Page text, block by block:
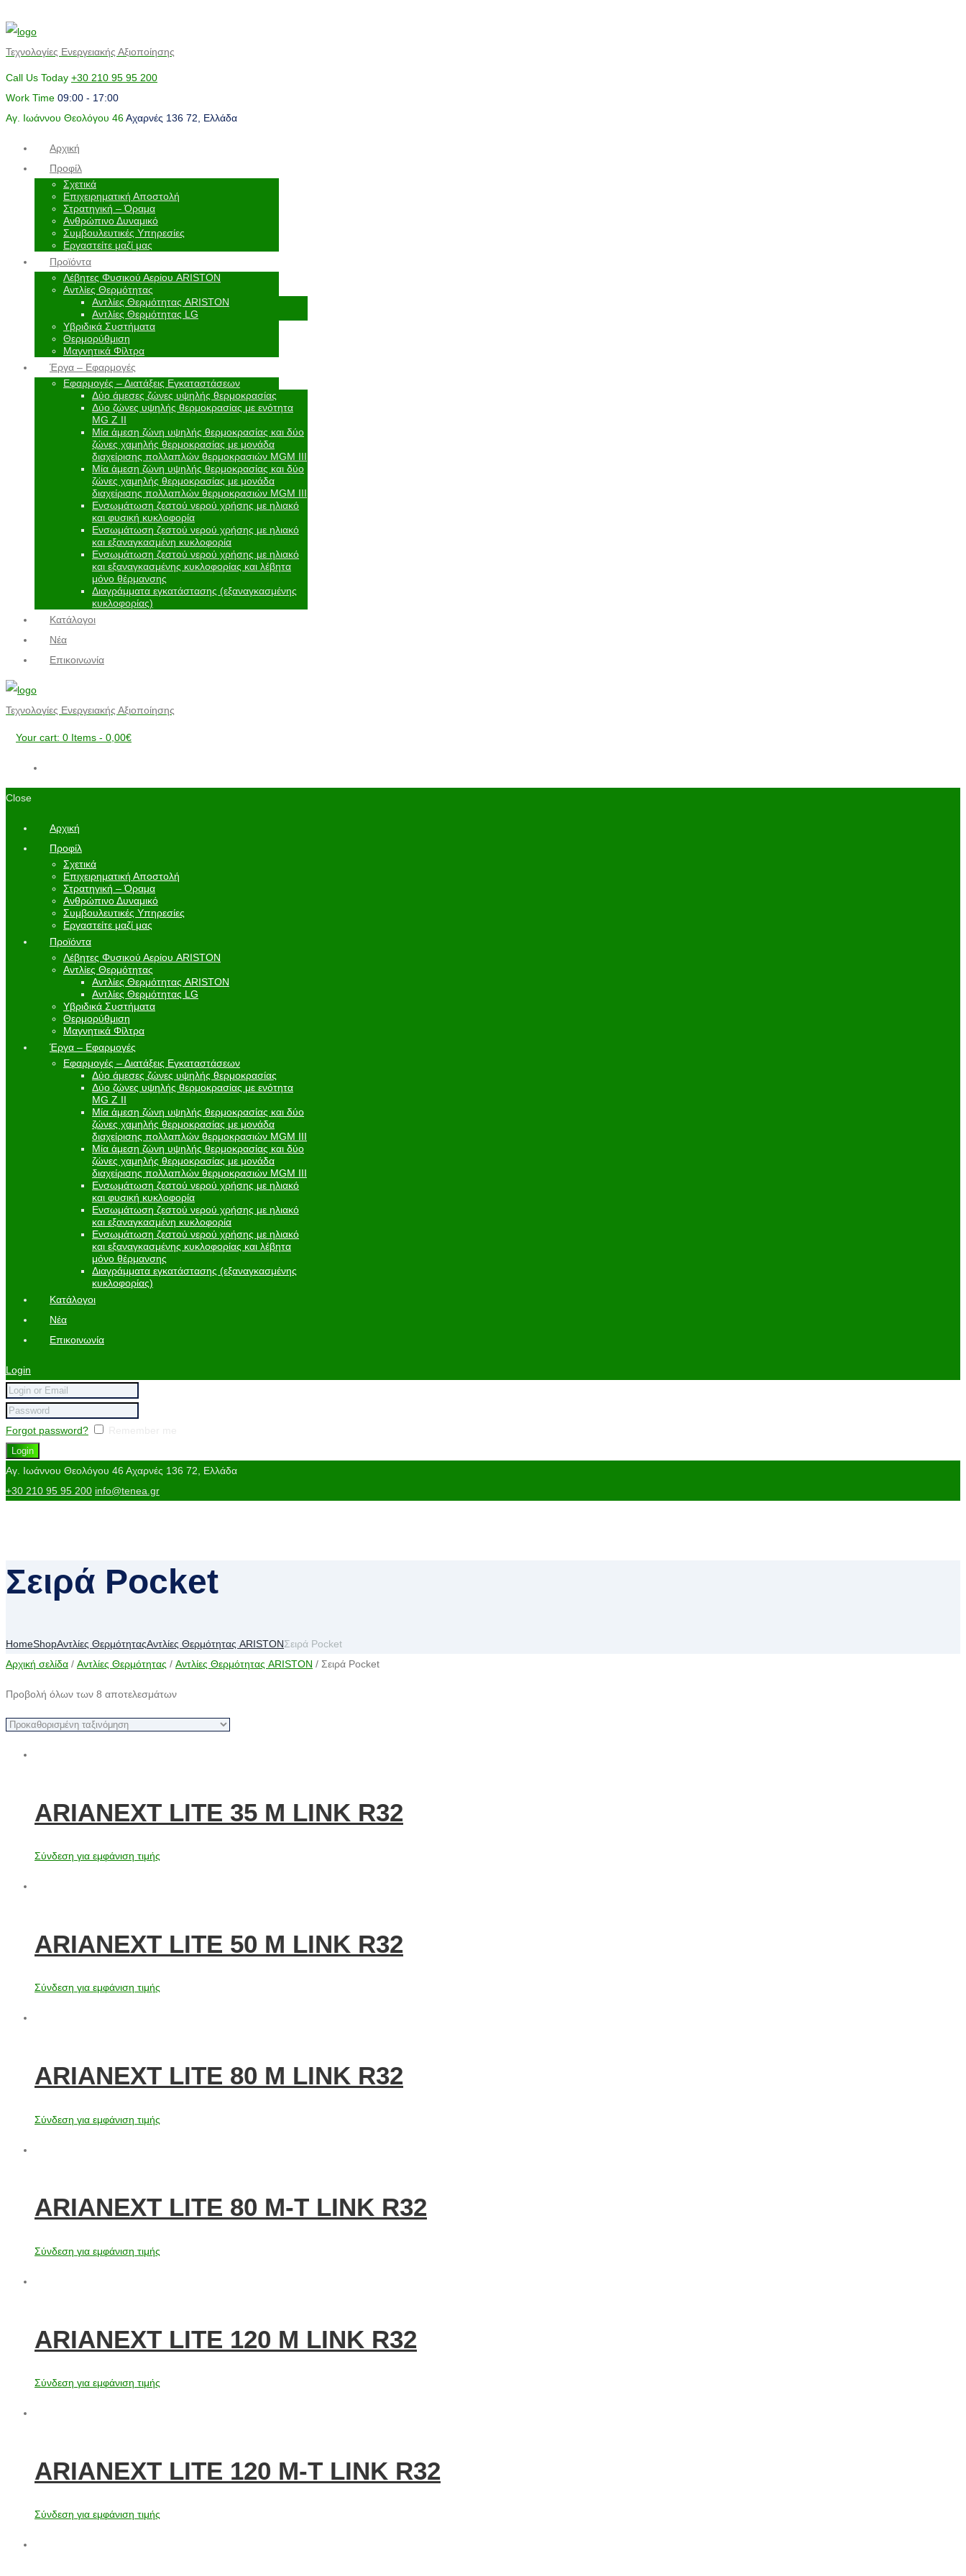
Τεχνολογίες Ενεργειακής Αξιοποίησης
Call Us Today +30 210 95 95 200
Work Time 09:00 - 17:00
Αγ. Ιωάννου Θεολόγου 46Αχαρνές 136 72, Ελλάδα
Αρχική
Προφίλ
Σχετικά
Επιχειρηματική Αποστολή
Στρατηγική – Όραμα
Ανθρώπινο Δυναμικό
Συμβουλευτικές Υπηρεσίες
Εργαστείτε μαζί μας
Προϊόντα
Λέβητες Φυσικού Αερίου ARISTON
Αντλίες Θερμότητας
Αντλίες Θερμότητας ARISTON
Αντλίες Θερμότητας LG
Υβριδικά Συστήματα
Θερμορύθμιση
Μαγνητικά Φίλτρα
Έργα – Εφαρμογές
Εφαρμογές – Διατάξεις Εγκαταστάσεων
Δύο άμεσες ζώνες υψηλής θερμοκρασίας
Δύο ζώνες υψηλής θερμοκρασίας με ενότητα
MG Z II
Μία άμεση ζώνη υψηλής θερμοκρασίας και δύο
ζώνες χαμηλής θερμοκρασίας με μονάδα
διαχείρισης πολλαπλών θερμοκρασιών MGM III
Μία άμεση ζώνη υψηλής θερμοκρασίας και δύο
ζώνες χαμηλής θερμοκρασίας με μονάδα
διαχείρισης πολλαπλών θερμοκρασιών MGM III
Ενσωμάτωση ζεστού νερού χρήσης με ηλιακό
και φυσική κυκλοφορία
Ενσωμάτωση ζεστού νερού χρήσης με ηλιακό
και εξαναγκασμένη κυκλοφορία
Ενσωμάτωση ζεστού νερού χρήσης με ηλιακό
και εξαναγκασμένης κυκλοφορίας και λέβητα
μόνο θέρμανσης
Διαγράμματα εγκατάστασης (εξαναγκασμένης
κυκλοφορίας)
Κατάλογοι
Νέα
Επικοινωνία
Τεχνολογίες Ενεργειακής Αξιοποίησης
Your cart: 0 Items - 0,00€
Close
Αρχική
Προφίλ
Σχετικά
Επιχειρηματική Αποστολή
Στρατηγική – Όραμα
Ανθρώπινο Δυναμικό
Συμβουλευτικές Υπηρεσίες
Εργαστείτε μαζί μας
Προϊόντα
Λέβητες Φυσικού Αερίου ARISTON
Αντλίες Θερμότητας
Αντλίες Θερμότητας ARISTON
Αντλίες Θερμότητας LG
Υβριδικά Συστήματα
Θερμορύθμιση
Μαγνητικά Φίλτρα
Έργα – Εφαρμογές
Εφαρμογές – Διατάξεις Εγκαταστάσεων
Δύο άμεσες ζώνες υψηλής θερμοκρασίας
Δύο ζώνες υψηλής θερμοκρασίας με ενότητα
MG Z II
Μία άμεση ζώνη υψηλής θερμοκρασίας και δύο
ζώνες χαμηλής θερμοκρασίας με μονάδα
διαχείρισης πολλαπλών θερμοκρασιών MGM III
Μία άμεση ζώνη υψηλής θερμοκρασίας και δύο
ζώνες χαμηλής θερμοκρασίας με μονάδα
διαχείρισης πολλαπλών θερμοκρασιών MGM III
Ενσωμάτωση ζεστού νερού χρήσης με ηλιακό
και φυσική κυκλοφορία
Ενσωμάτωση ζεστού νερού χρήσης με ηλιακό
και εξαναγκασμένη κυκλοφορία
Ενσωμάτωση ζεστού νερού χρήσης με ηλιακό
και εξαναγκασμένης κυκλοφορίας και λέβητα
μόνο θέρμανσης
Διαγράμματα εγκατάστασης (εξαναγκασμένης
κυκλοφορίας)
Κατάλογοι
Νέα
Επικοινωνία
Login
Forgot password?
Αγ. Ιωάννου Θεολόγου 46Αχαρνές 136 72, Ελλάδα
+30 210 95 95 200 info@tenea.gr
Σειρά Pocket
HomeShopΑντλίες ΘερμότηταςΑντλίες Θερμότητας ARISTONΣειρά Pocket
Αρχική σελίδα / Αντλίες Θερμότητας / Αντλίες Θερμότητας ARISTON / Σειρά Pocket
Προβολή όλων των 8 αποτελεσμάτων
ARIANEXT LITE 35 M LINK R32
Σύνδεση για εμφάνιση τιμής
ARIANEXT LITE 50 M LINK R32
Σύνδεση για εμφάνιση τιμής
ARIANEXT LITE 80 M LINK R32
Σύνδεση για εμφάνιση τιμής
ARIANEXT LITE 80 M-T LINK R32
Σύνδεση για εμφάνιση τιμής
ARIANEXT LITE 120 M LINK R32
Σύνδεση για εμφάνιση τιμής
ARIANEXT LITE 120 M-T LINK R32
Σύνδεση για εμφάνιση τιμής